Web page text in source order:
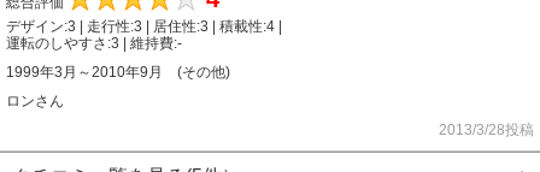
デザイン:3 | 走行性:3 | 居住性:3 | 積載性:4 |
運転のしやすさ:3 | 維持費:-
1999年3月～2010年9月 (その他)
ロンさん
2013/3/28投稿